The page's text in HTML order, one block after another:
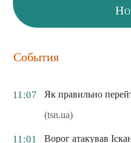
События
11:07
Як правильно
(tsn.ua)
11:01 Ворог атакував